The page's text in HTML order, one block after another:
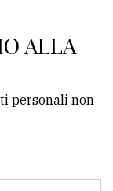
ALLA
personali non